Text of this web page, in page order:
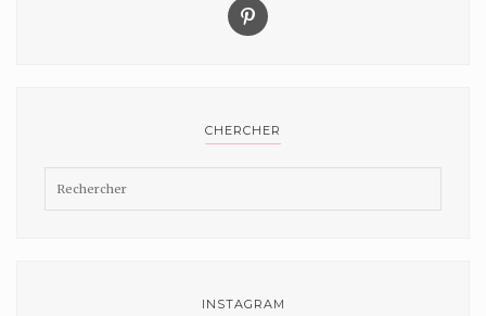
CHERCHER
INSTAGRAM